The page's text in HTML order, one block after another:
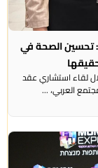
تحسين الصحة في
لقاء استشاري عقد
العربي، ...